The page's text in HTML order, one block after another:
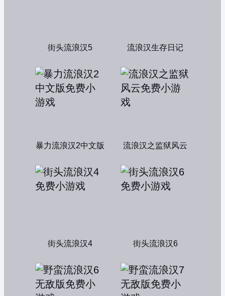
街头流浪汉5 流浪汉生存日记
暴力流浪汉2中文版 流浪汉之监狱风云
街头流浪汉4 街头流浪汉6